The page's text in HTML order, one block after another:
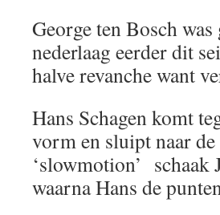
George ten Bosch
nederlaag eerder dit
halve revanche want
Hans Schagen komt
vorm en sluipt naar
‘slowmotion’ schaak
waarna Hans de